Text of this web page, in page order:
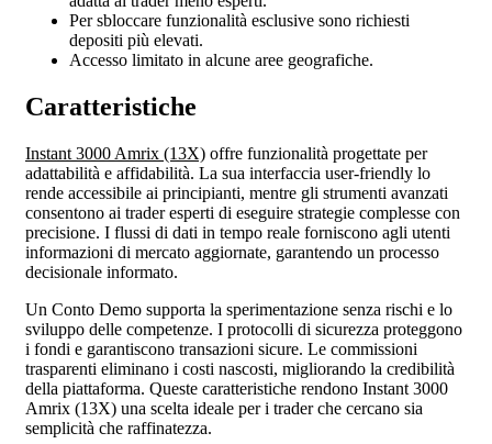
Per sbloccare funzionalità esclusive sono richiesti
depositi più elevati.
Accesso limitato in alcune aree geografiche.
Caratteristiche
Instant 3000 Amrix (13X) offre funzionalità progettate per
adattabilità e affidabilità. La sua interfaccia user-friendly lo
rende accessibile ai principianti, mentre gli strumenti avanzati
consentono ai trader esperti di eseguire strategie complesse con
precisione. I flussi di dati in tempo reale forniscono agli utenti
informazioni di mercato aggiornate, garantendo un processo
decisionale informato.
Un Conto Demo supporta la sperimentazione senza rischi e lo
sviluppo delle competenze. I protocolli di sicurezza proteggono
i fondi e garantiscono transazioni sicure. Le commissioni
trasparenti eliminano i costi nascosti, migliorando la credibilità
della piattaforma. Queste caratteristiche rendono Instant 3000
Amrix (13X) una scelta ideale per i trader che cercano sia
semplicità che raffinatezza.